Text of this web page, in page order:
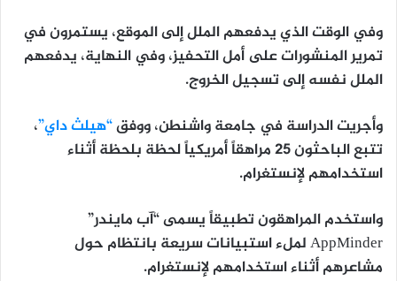
وفي الوقت الذي يدفعهم الملل إلى الموقع، يستمرون في
تمرير المنشورات على أمل التحفيز، وفي النهاية، يدفعهم
الملل نفسه إلى تسجيل الخروج.
وأجريت الدراسة في جامعة واشنطن، ووفق“هيلث داي”،
تتبع الباحثون 25 مراهقاً أمريكياً لحظة بلحظة أثناء
استخدامهم لإنستغرام.
واستخدم المراهقون تطبيقاً يسمى “آب مايندر”
AppMinder لملء استبيانات سريعة بانتظام حول
مشاعرهم أثناء استخدامهم لإنستغرام.